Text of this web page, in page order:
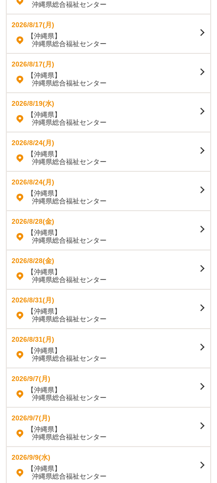
沖縄県総合福祉センター
2026/8/17(月)
【沖縄県】
沖縄県総合福祉センター
2026/8/17(月)
【沖縄県】
沖縄県総合福祉センター
2026/8/19(水)
【沖縄県】
沖縄県総合福祉センター
2026/8/24(月)
【沖縄県】
沖縄県総合福祉センター
2026/8/24(月)
【沖縄県】
沖縄県総合福祉センター
2026/8/28(金)
【沖縄県】
沖縄県総合福祉センター
2026/8/28(金)
【沖縄県】
沖縄県総合福祉センター
2026/8/31(月)
【沖縄県】
沖縄県総合福祉センター
2026/8/31(月)
【沖縄県】
沖縄県総合福祉センター
2026/9/7(月)
【沖縄県】
沖縄県総合福祉センター
2026/9/7(月)
【沖縄県】
沖縄県総合福祉センター
2026/9/9(水)
【沖縄県】
沖縄県総合福祉センター